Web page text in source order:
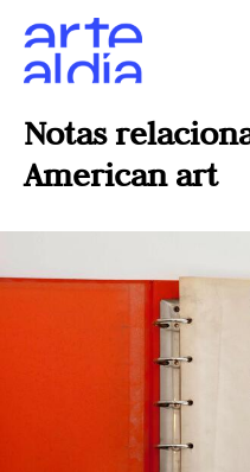
Notas
American art